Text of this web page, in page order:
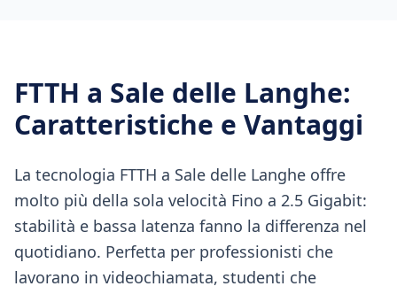
FTTH a Sale delle Langhe:
Caratteristiche e Vantaggi
La tecnologia FTTH a Sale delle Langhe offre
molto più della sola velocità Fino a 2.5 Gigabit:
stabilità e bassa latenza fanno la differenza nel
quotidiano. Perfetta per professionisti che
lavorano in videochiamata, studenti che